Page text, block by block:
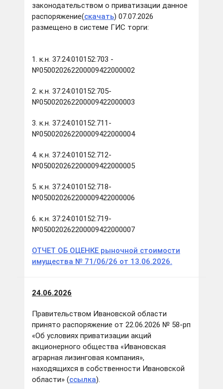
законодательством о приватизации данное
распоряжение(скачать) 07.07.2026
размещено в системе ГИС торги:
1. к.н. 37:24:010152:703 -
№050020262200009422000002
2. к.н. 37:24:010152:705-
№050020262200009422000003
3. к.н. 37:24:010152:711-
№050020262200009422000004
4. к.н. 37:24:010152:712-
№050020262200009422000005
5. к.н. 37:24:010152:718-
№050020262200009422000006
6. к.н. 37:24:010152:719-
№050020262200009422000007
ОТЧЕТ ОБ ОЦЕНКЕ рыночной стоимости
имущества № 71/06/26 от 13.06.2026.
24.06.2026
Правительством Ивановской области
принято распоряжение от 22.06.2026 № 58-рп
«Об условиях приватизации акций
акционерного общества «Ивановская
аграрная лизинговая компания»,
находящихся в собственности Ивановской
области» (ссылка).